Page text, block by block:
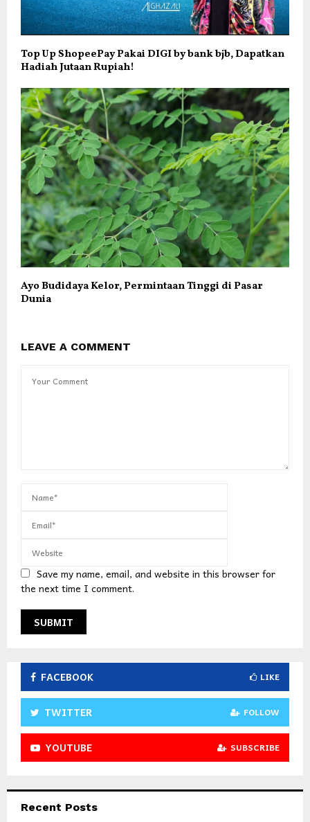
Top Up ShopeePay Pakai DIGI by bank bjb, Dapatkan
Hadiah Jutaan Rupiah!
Ayo Budidaya Kelor, Permintaan Tinggi di Pasar
Dunia
LEAVE A COMMENT
Save my name, email, and website in this browser for
the next time I comment.
FACEBOOK LIKE
TWITTER FOLLOW
YOUTUBE SUBSCRIBE
Recent Posts